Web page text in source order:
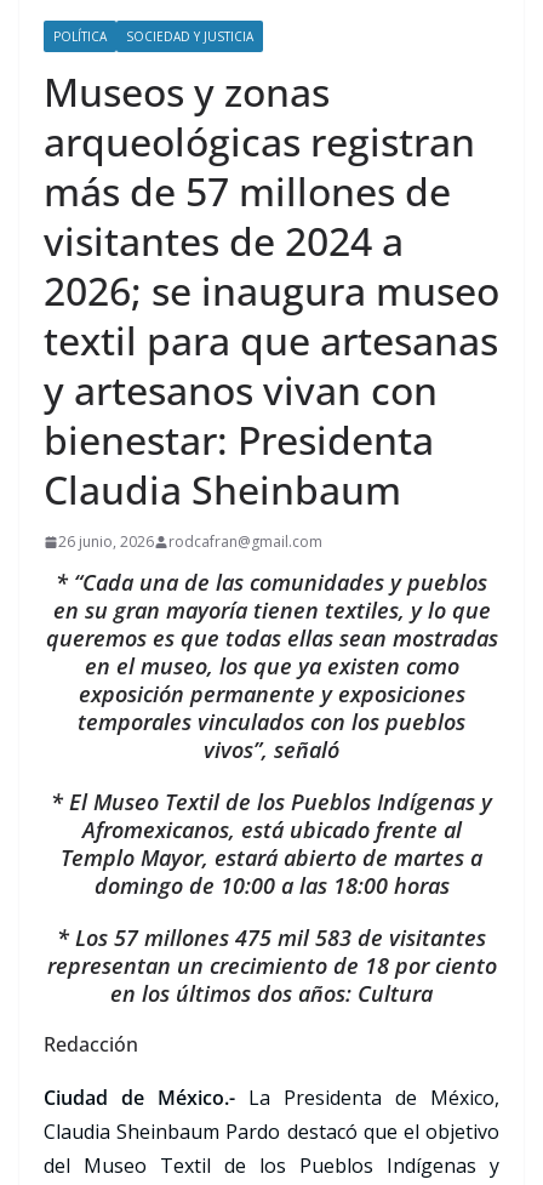
POLÍTICA SOCIEDAD Y JUSTICIA
Museos y zonas
arqueológicas registran
más de 57 millones de
visitantes de 2024 a
2026; se inaugura museo
textil para que artesanas
y artesanos vivan con
bienestar: Presidenta
Claudia Sheinbaum
26 junio, 2026 rodcafran@gmail.com
* “Cada una de las comunidades y pueblos
en su gran mayoría tienen textiles, y lo que
queremos es que todas ellas sean mostradas
en el museo, los que ya existen como
exposición permanente y exposiciones
temporales vinculados con los pueblos
vivos”, señaló
* El Museo Textil de los Pueblos Indígenas y
Afromexicanos, está ubicado frente al
Templo Mayor, estará abierto de martes a
domingo de 10:00 a las 18:00 horas
* Los 57 millones 475 mil 583 de visitantes
representan un crecimiento de 18 por ciento
en los últimos dos años: Cultura
Redacción
Ciudad de México.- La Presidenta de México,
Claudia Sheinbaum Pardo destacó que el objetivo
del Museo Textil de los Pueblos Indígenas y